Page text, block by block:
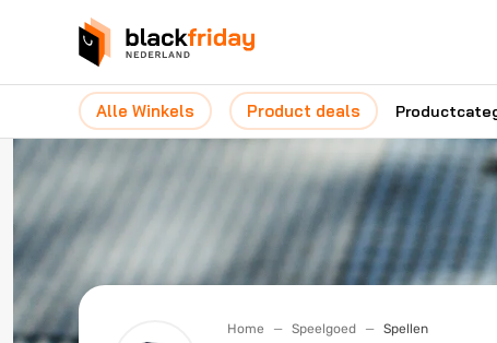
Alle Winkels Product deals
Home Speelgoed Spellen